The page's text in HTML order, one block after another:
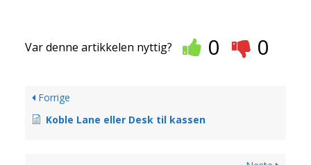
Var denne artikkelen nyttig? 0 0
Forrige
Koble Lane eller Desk til kassen